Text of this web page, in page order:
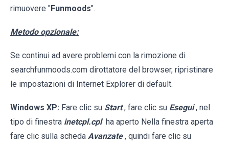
rimuovere "Funmoods".
Metodo opzionale:
Se continui ad avere problemi con la rimozione di
searchfunmoods.com dirottatore del browser, ripristinare
le impostazioni di Internet Explorer di default.
Windows XP: Fare clic su Start , fare clic su Esegui , nel
tipo di finestra inetcpl.cpl ha aperto Nella finestra aperta
fare clic sulla scheda Avanzate , quindi fare clic su